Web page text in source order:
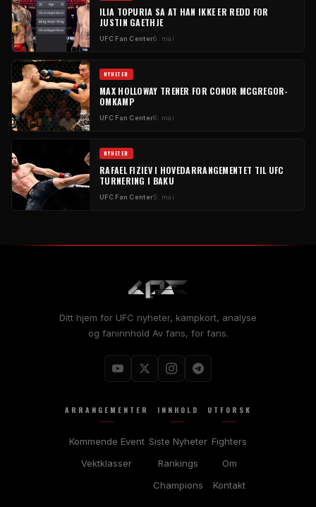
ILIA TOPURIA SA AT HAN IKKE ER REDD FOR
JUSTIN GAETHJE
UFCFan Center6. mai
NYHETER
MAX HOLLOWAY TRENER FOR CONOR MCGREGOR-
OMKAMP
UFCFan Center6. mai
NYHETER
RAFAEL FIZIEV I HOVEDARRANGEMENTET TIL UFC
TURNERING I BAKU
UFCFan Center5. mai
Ditt hjem for UFC nyheter, kampkort, analyse
og faninnhold Av fans, for fans.
ARRANGEMENTER
Kommende Event
Vektklasser
INNHOLD
Siste Nyheter
Rankings
Champions
UTFORSK
Fighters
Om
Kontakt